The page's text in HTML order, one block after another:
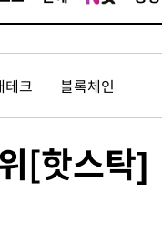
테크 블록체인
[핫스탁]